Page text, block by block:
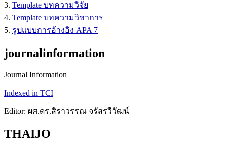
3. Template บทความวิจัย
4. Template บทความวิชาการ
5. รูปแบบการอ้างอิง APA 7
journalinformation
Journal Information
Indexed in TCI
Editor: ผศ.ดร.สิราวรรณ จรัสรวีวัฒน์
THAIJO